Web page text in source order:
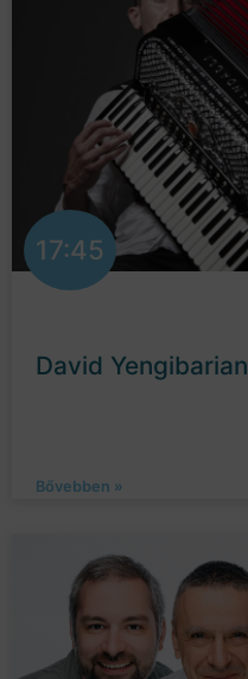
17:45
David Yengibarian
Bővebben »